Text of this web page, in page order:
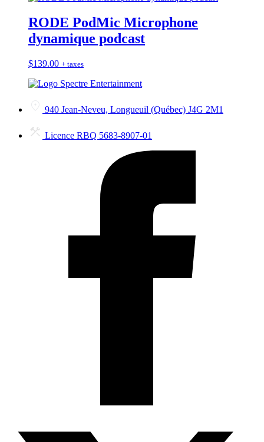
RODE PodMic Microphone
dynamique podcast
$139.00 + taxes
940 Jean-Neveu, Longueuil (Québec) J4G 2M1
Licence RBQ 5683-8907-01